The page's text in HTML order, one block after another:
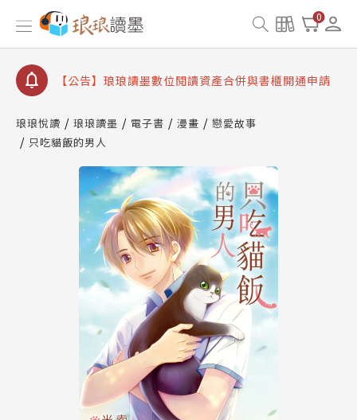
0
【公告】琅琅書店服務升級重要說明及資產合併結果
查詢
【公告】因 Readmoo 讀墨系統維護中，本站同步暫
【公告】琅琅讀墨數位閱讀資產合併與書櫃開通申請
【公告】琅琅讀墨 3 分鐘完成書櫃開通與資產合併申
請圖文教學
【公告】琅琅書店服務升級重要說明及資產合併結果
【公告】因 Readmoo 讀墨系統維護中，本站同步暫
停部分閱讀服務
琅琅悅讀 琅琅讀墨 電子書 漫畫
戀愛故事
只吃貓飯的男人